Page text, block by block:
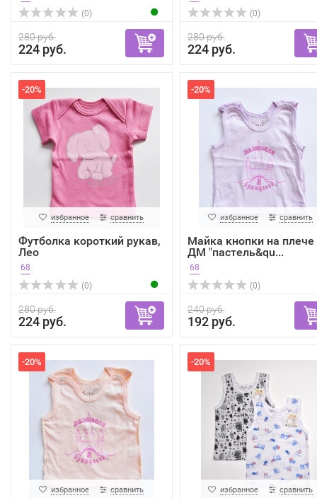
(0)
280 руб.
224 руб.
(0)
280 руб.
224 руб.
-20%
избранное сравнить
Футболка короткий рукав,
Лео
68
(0)
280 руб.
224 руб.
-20%
избранное сравнить
Майка кнопки на плече
ДМ "пастель&qu...
68
(0)
240 руб.
192 руб.
-20%
избранное сравнить
-20%
избранное сравнить